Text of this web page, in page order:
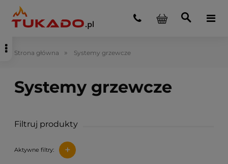
Strona główna » Systemy grzewcze
Filtruj produkty
Aktywne filtry: +